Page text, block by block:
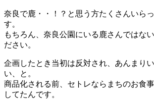
奈良で鹿・・！？と思う方たくさんいら
す。
もちろん、奈良公園にいる鹿さんではな
ださい。
企画したとき当初は反対され、あんまり
い、と。
商品化される前、セトレならまちのお食
してたんです。